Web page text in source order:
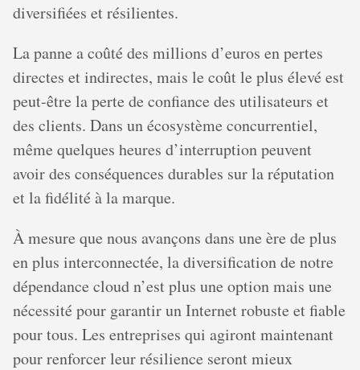
diversifiées et résilientes.
La panne a coûté des millions d’euros en pertes
directes et indirectes, mais le coût le plus élevé est
peut-être la perte de confiance des utilisateurs et
des clients. Dans un écosystème concurrentiel,
même quelques heures d’interruption peuvent
avoir des conséquences durables sur la réputation
et la fidélité à la marque.
À mesure que nous avançons dans une ère de plus
en plus interconnectée, la diversification de notre
dépendance cloud n’est plus une option mais une
nécessité pour garantir un Internet robuste et fiable
pour tous. Les entreprises qui agiront maintenant
pour renforcer leur résilience seront mieux